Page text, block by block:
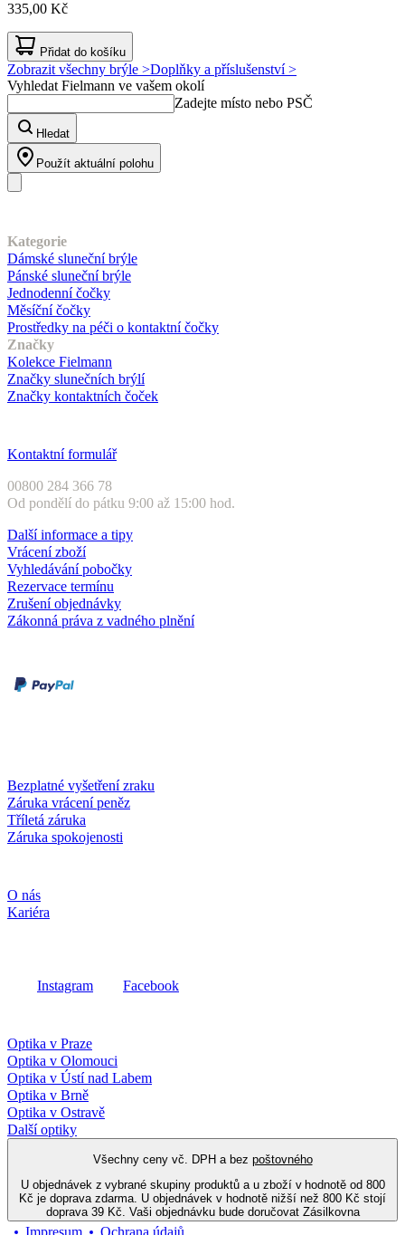
335,00 Kč
Přidat do košíku
Zobrazit všechny brýle >Doplňky a příslušenství >
Vyhledat Fielmann ve vašem okolí
Zadejte místo nebo PSČ
Hledat
Použít aktuální polohu
Kategorie
Dámské sluneční brýle
Pánské sluneční brýle
Jednodenní čočky
Měsíční čočky
Prostředky na péči o kontaktní čočky
Značky
Kolekce Fielmann
Značky slunečních brýlí
Značky kontaktních čoček
Kontaktní formulář
00800 284 366 78
Od pondělí do pátku 9:00 až 15:00 hod.
Další informace a tipy
Vrácení zboží
Vyhledávání pobočky
Rezervace termínu
Zrušení objednávky
Zákonná práva z vadného plnění
Bezplatné vyšetření zraku
Záruka vrácení peněz
Tříletá záruka
Záruka spokojenosti
O nás
Kariéra
Instagram Facebook
Optika v Praze
Optika v Olomouci
Optika v Ústí nad Labem
Optika v Brně
Optika v Ostravě
Další optiky
Všechny ceny vč. DPH a bez poštovného
U objednávek z vybrané skupiny produktů a u zboží v hodnotě od 800
Kč je doprava zdarma. U objednávek v hodnotě nižší než 800 Kč stojí
doprava 39 Kč. Vaši objednávku bude doručovat Zásilkovna